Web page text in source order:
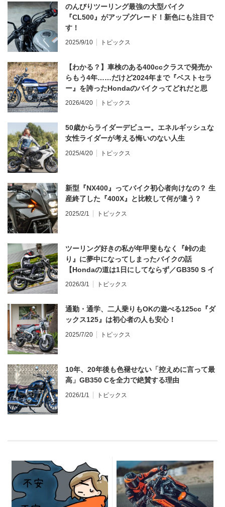
のんびりツーリング最強の大型バイク
『CL500』がアップグレード！新色にも注目で
す！
2025/9/10 トピックス
【わかる？】車検のある400ccクラスで発売か
らもう4年……だけど2024年まで『ベストセラ
ー』を誇ったHondaのバイクってどれだと思
う？
2026/4/20 トピックス
50歳からライダーデビュー。エネルギッシュな
女性ライダーが考える悔いのない人生
2025/4/20 トピックス
新型『NX400』ってバイク初心者向けなの？ 生
産終了した『400X』と比較して何が違う？
2025/2/1 トピックス
ツーリング好きの私が年甲斐もなく『峠の走
り』に夢中になってしまったバイクの話
【Hondaの道は1日にしてならず／GB350 S イ
ンプレ・レビュー 前編】
2026/3/1 トピックス
通勤・通学、二人乗りもOKの遊べる125cc『ダ
ックス125』は初心者の人も安心！
2025/7/20 トピックス
10年、20年後も色褪せない「控えめに言って最
高」GB350 Cを全力で絶賛する理由
2026/1/1 トピックス